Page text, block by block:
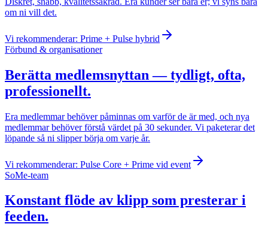
om ni vill det.
Vi rekommenderar: Prime + Pulse hybrid
Förbund & organisationer
Berätta medlemsnyttan — tydligt, ofta,
professionellt.
Era medlemmar behöver påminnas om varför de är med, och nya
medlemmar behöver förstå värdet på 30 sekunder. Vi paketerar det
löpande så ni slipper börja om varje år.
Vi rekommenderar: Pulse Core + Prime vid event
SoMe-team
Konstant flöde av klipp som presterar i
feeden.